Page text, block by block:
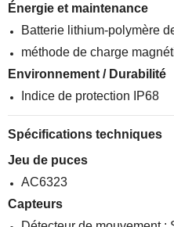
Énergie et maintenance
Batterie lithium-polymère
méthode de charge
Environnement / Durabilité
Indice de protection IP68
Spécifications techniques
Jeu de puces
AC6323
Capteurs